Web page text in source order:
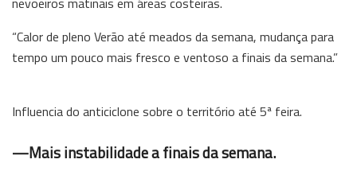
“Calor de pleno Verão até meados da semana, mudança para
tempo um pouco mais fresco e ventoso a finais da semana.”
Influencia do anticiclone sobre o território até 5ª feira.
—Mais instabilidade a finais da semana.